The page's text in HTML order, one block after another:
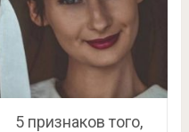
5 признаков того,